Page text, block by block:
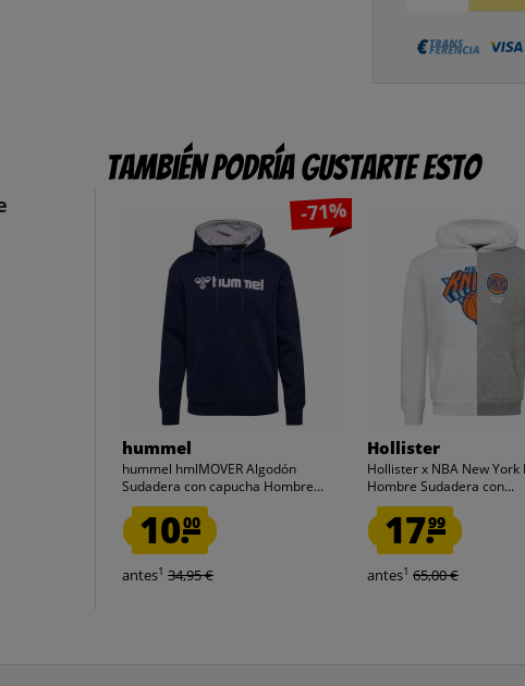
También podría gustarte esto
-71%
hummel
hummel hmlMOVER Algodón
Sudadera con capucha Hombre...
10.00
antes1 34,95 €
Hollister
Hollister x NBA New York
Hombre Sudadera con...
17.99
antes1 65,00 €